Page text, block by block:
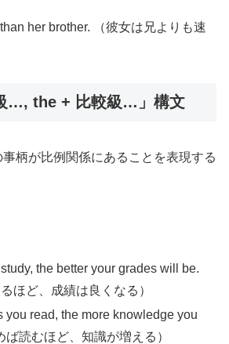
her brother. （彼女は兄よりも速
…, the + 比較級…」構文
柄が比例関係にあることを表現する
the better your grades will be.
ほど、成績は良くなる）
you read, the more knowledge you
読むほど、知識が増える）